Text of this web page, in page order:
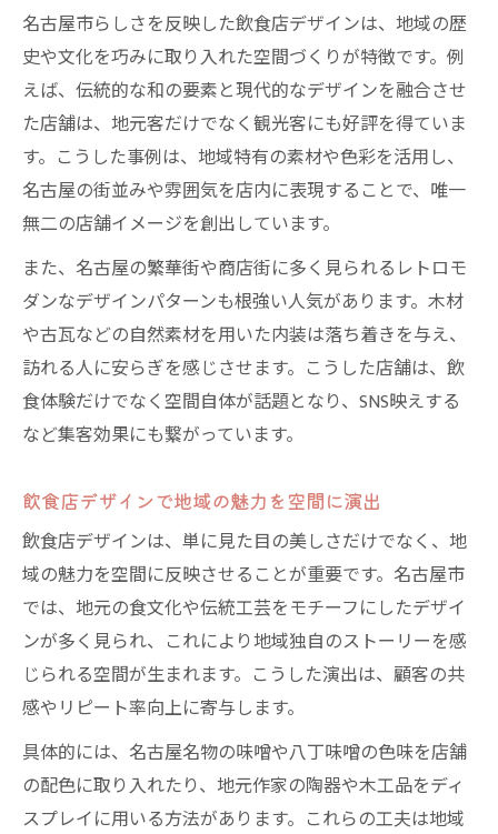
名古屋市らしさを反映した飲食店デザインは、地域の歴
史や文化を巧みに取り入れた空間づくりが特徴です。例
えば、伝統的な和の要素と現代的なデザインを融合させ
た店舗は、地元客だけでなく観光客にも好評を得ていま
す。こうした事例は、地域特有の素材や色彩を活用し、
名古屋の街並みや雰囲気を店内に表現することで、唯一
無二の店舗イメージを創出しています。
また、名古屋の繁華街や商店街に多く見られるレトロモ
ダンなデザインパターンも根強い人気があります。木材
や古瓦などの自然素材を用いた内装は落ち着きを与え、
訪れる人に安らぎを感じさせます。こうした店舗は、飲
食体験だけでなく空間自体が話題となり、SNS映えする
など集客効果にも繋がっています。
飲食店デザインで地域の魅力を空間に演出
飲食店デザインは、単に見た目の美しさだけでなく、地
域の魅力を空間に反映させることが重要です。名古屋市
では、地元の食文化や伝統工芸をモチーフにしたデザイ
ンが多く見られ、これにより地域独自のストーリーを感
じられる空間が生まれます。こうした演出は、顧客の共
感やリピート率向上に寄与します。
具体的には、名古屋名物の味噌や八丁味噌の色味を店舗
の配色に取り入れたり、地元作家の陶器や木工品をディ
スプレイに用いる方法があります。これらの工夫は地域